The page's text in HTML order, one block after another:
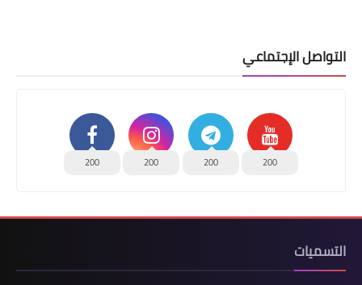
التواصل الإجتماعي
200
200
200
200
التسميات